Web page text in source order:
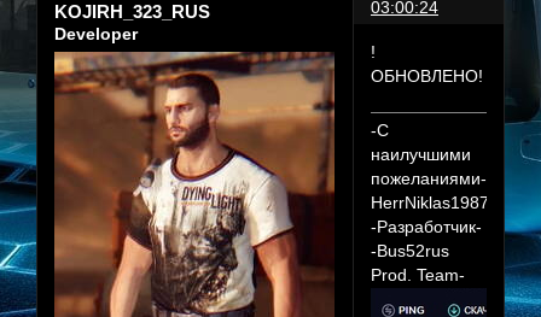
03:00:24
KOJIRH_323_RUS
Developer
!
ОБНОВЛЕНО!
-С
наилучшими
пожеланиями-
HerrNiklas1987
-Разработчик-
-Bus52rus
Prod. Team-